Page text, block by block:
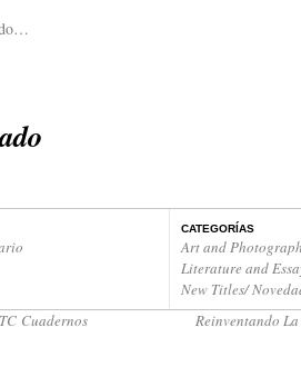
CATEGORÍAS
Art and
Literature and
New Titles/
Cuadernos Reinventando